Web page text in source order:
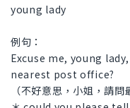
young lady
例句：
Excuse me, young
nearest post office?
（不好意思，小姐，請問